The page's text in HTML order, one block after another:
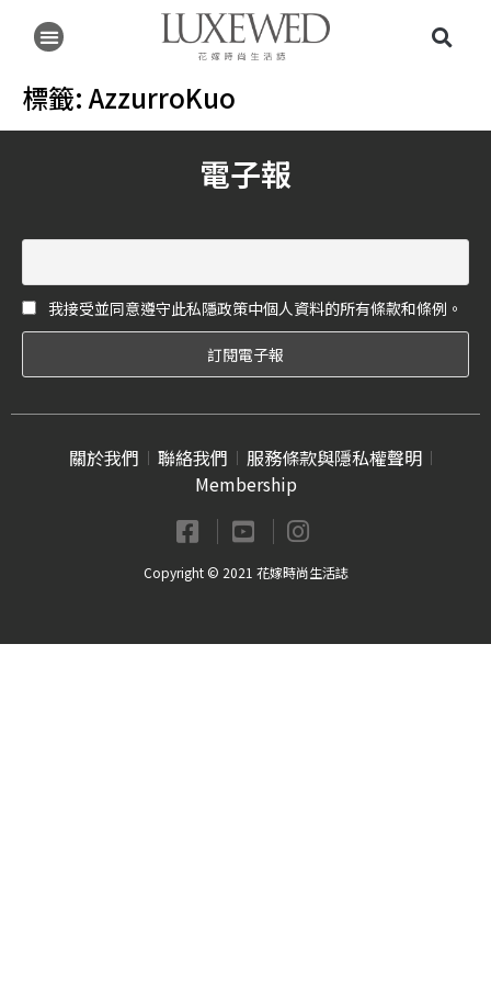
標籤:AzzurroKuo
電子報
我接受並同意遵守此私隱政策中個人資料的所有條款和條例。
關於我們 聯絡我們
服務條款與隱私權聲明
Membership
Copyright © 2021 花嫁時尚生活誌